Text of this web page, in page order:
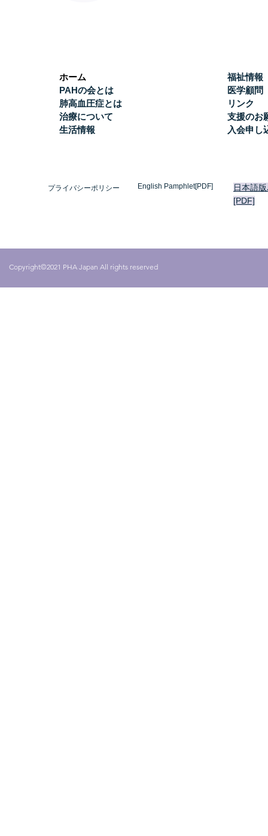
ホーム
PAHの会とは
肺高血圧症とは
治療について
生活情報
福祉情報
医学顧問
リンク
支援のお
入会申し
プライバシーポリシー English Pamphlet[PDF]
日本語
[PDF]
Copyright©2021 PHA Japan All rights reserved